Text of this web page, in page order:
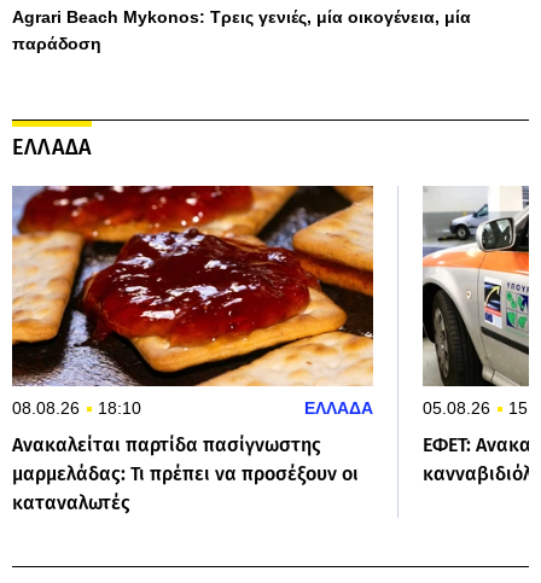
Agrari Beach Mykonos: Τρεις γενιές, μία οικογένεια, μία
παράδοση
ΕΛΛΑΔΑ
08.08.26 18:10 ΕΛΛΑΔΑ
Ανακαλείται παρτίδα πασίγνωστης
μαρμελάδας: Τι πρέπει να προσέξουν οι
καταναλωτές
05.08.26
ΕΦΕΤ: